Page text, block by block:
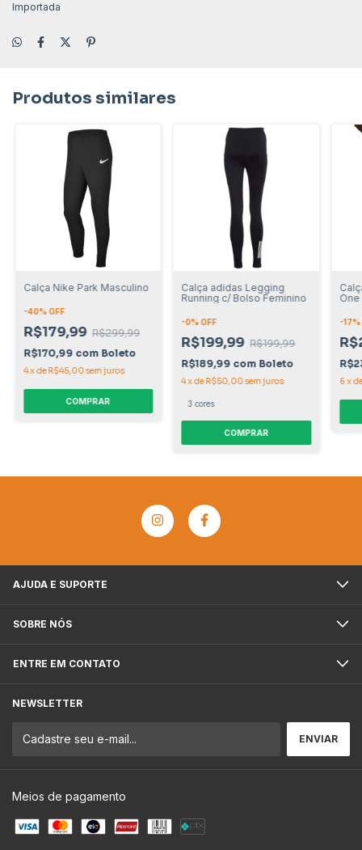
Importada
Produtos similares
Calça Nike Park Masculino
-40% OFF
R$179,99 R$299,99
R$170,99 com Boleto
4xdeR$45,00sem juros
COMPRAR
Calça adidas Legging
Running c/ Bolso Feminino
-0% OFF
R$199,99 R$199,99
R$189,99 com Boleto
4xdeR$50,00sem juros
3 cores
COMPRAR
One
-17%
6x
AJUDA E SUPORTE
SOBRE NÓS
ENTRE EM CONTATO
NEWSLETTER
Meios de pagamento